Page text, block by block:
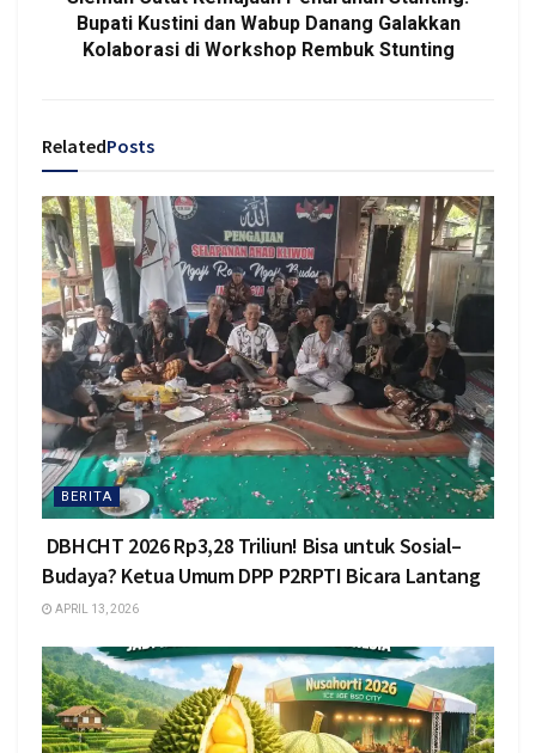
Bupati Kustini dan Wabup Danang Galakkan
Kolaborasi di Workshop Rembuk Stunting
RelatedPosts
BERITA
DBHCHT 2026 Rp3,28 Triliun! Bisa untuk Sosial–
Budaya? Ketua Umum DPP P2RPTI Bicara Lantang
APRIL 13, 2026